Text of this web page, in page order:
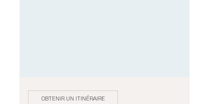
OBTENIR UN ITINÉRAIRE